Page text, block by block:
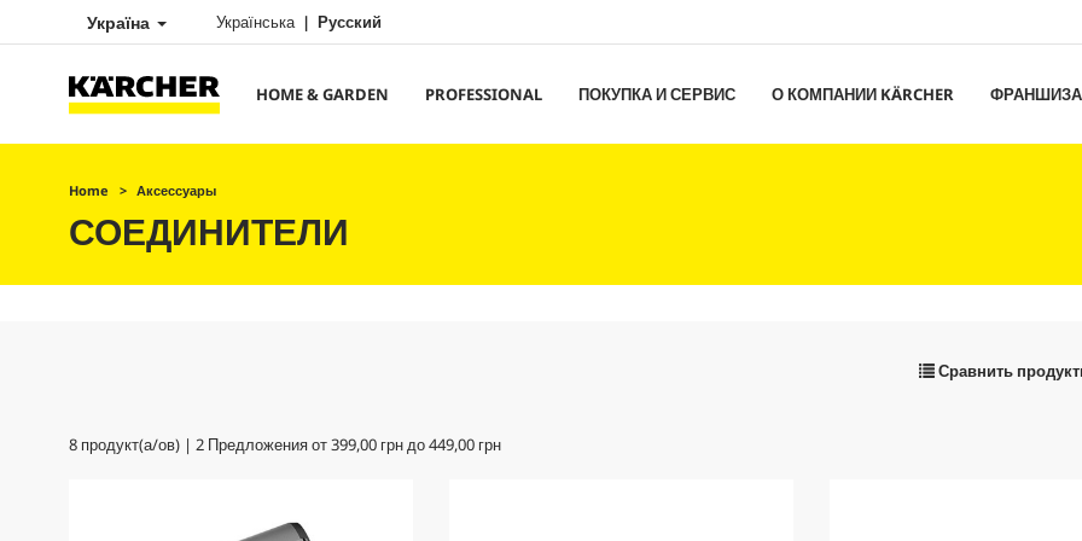
Україна Українська Русский
HOME & GARDEN PROFESSIONAL ПОКУПКА И СЕРВИС О КОМПАНИИ KÄRCHER ФРАНШИЗА
Home Аксессуары
СОЕДИНИТЕЛИ
Сравнить
8 продукт(а/ов) | 2 Предложения от399,00 грндо449,00 грн